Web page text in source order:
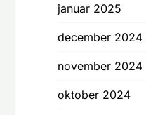
januar 2025
december 2024
november 2024
oktober 2024